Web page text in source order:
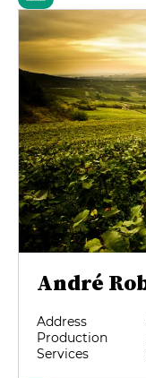
André
Address
Production
Services